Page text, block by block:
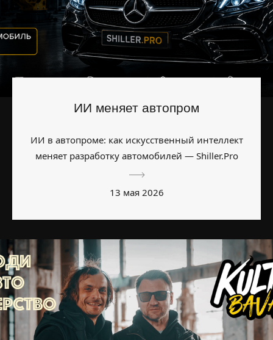
ИИ меняет автопром
ИИ в автопроме: как искусственный интеллект
меняет разработку автомобилей — Shiller.Pro
13 мая 2026